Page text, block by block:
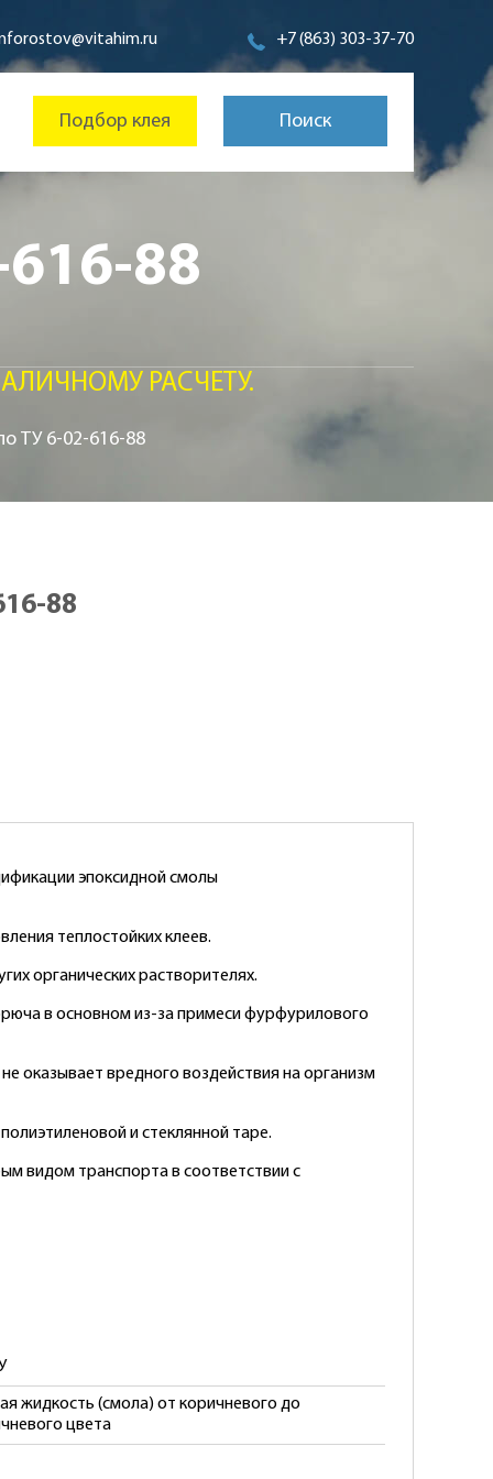
+7 (863) 303-37-70
Подбор клея Поиск
88
РАСЧЕТУ.
ТУ 6-02-616-88
88
эпоксидной смолы
теплостойких клеев.
органических растворителях.
в основном из-за примеси фурфурилового
оказывает вредного воздействия на организм
и стеклянной таре.
видом транспорта в соответствии с
жидкость (смола) от коричневого до
цвета